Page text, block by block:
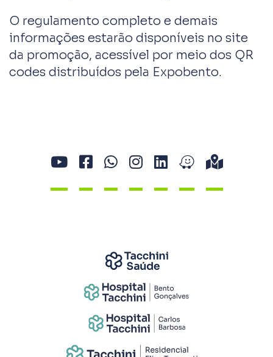
O regulamento completo e demais
informações estarão disponíveis no site
da promoção, acessível por meio dos QR
codes distribuídos pela Expobento.